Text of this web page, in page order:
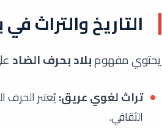
التاريخ والتراث
يحتوي مفهومبلاد بحرف الضاد
تراث لغوي عريق:يُعتبر الحرف
الثقافي.